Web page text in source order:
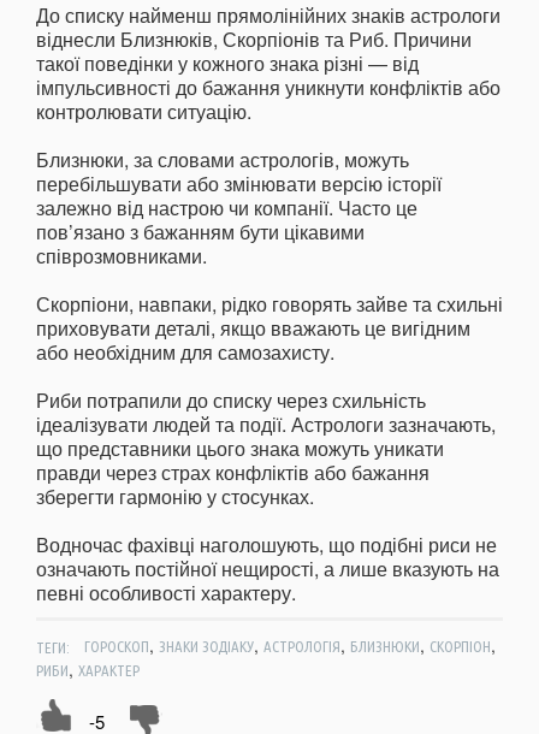
До списку найменш прямолінійних знаків астрологи
віднесли Близнюків, Скорпіонів та Риб. Причини
такої поведінки у кожного знака різні — від
імпульсивності до бажання уникнути конфліктів або
контролювати ситуацію.
Близнюки, за словами астрологів, можуть
перебільшувати або змінювати версію історії
залежно від настрою чи компанії. Часто це
пов’язано з бажанням бути цікавими
співрозмовниками.
Скорпіони, навпаки, рідко говорять зайве та схильні
приховувати деталі, якщо вважають це вигідним
або необхідним для самозахисту.
Риби потрапили до списку через схильність
ідеалізувати людей та події. Астрологи зазначають,
що представники цього знака можуть уникати
правди через страх конфліктів або бажання
зберегти гармонію у стосунках.
Водночас фахівці наголошують, що подібні риси не
означають постійної нещирості, а лише вказують на
певні особливості характеру.
ТЕГИ: ГОРОСКОП, ЗНАКИ ЗОДІАКУ, АСТРОЛОГІЯ, БЛИЗНЮКИ, СКОРПІОН,
РИБИ, ХАРАКТЕР
-5